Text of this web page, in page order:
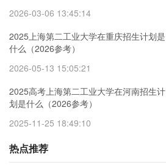
2026-03-06 13:45:14
2025上海第二工业大学在重庆招生计划是
什么（2026参考）
2026-05-13 15:05:21
2025高考上海第二工业大学在河南招生计
划是什么（2026参考）
2025-11-25 18:49:10
热点推荐